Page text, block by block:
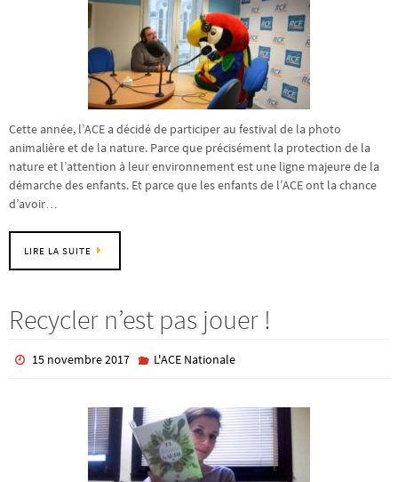
Cette année, l’ACE a décidé de participer au festival de la photo
animalière et de la nature. Parce que précisément la protection de la
nature et l’attention à leur environnement est une ligne majeure de la
démarche des enfants. Et parce que les enfants de l’ACE ont la chance
d’avoir…
LIRE LA SUITE
Recycler n’est pas jouer !
15 novembre 2017 L'ACE Nationale